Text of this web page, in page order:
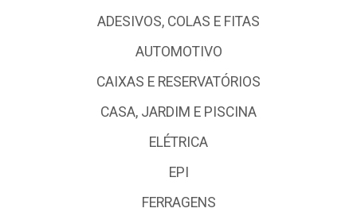
ADESIVOS, COLAS E FITAS
AUTOMOTIVO
CAIXAS E RESERVATÓRIOS
CASA, JARDIM E PISCINA
ELÉTRICA
EPI
FERRAGENS